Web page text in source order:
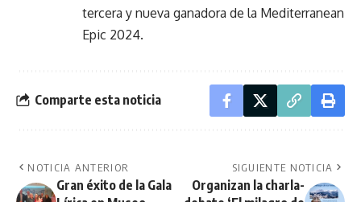
tercera y nueva ganadora de la Mediterranean
Epic 2024.
Comparte esta noticia
NOTICIA ANTERIOR
Gran éxito de la Gala
SIGUIENTE NOTICIA
Organizan la charla-